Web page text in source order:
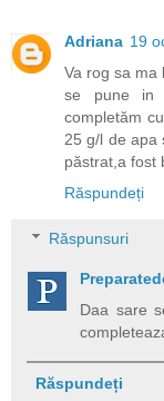
Adriana 19
Va rog sa ma
se pune in
completăm
25 g/l de apa
păstrat,a fost
Răspundeți
Răspunsuri
Daa sare
Răspundeți